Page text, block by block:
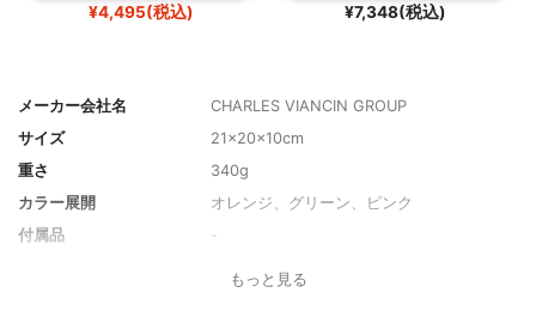
¥4,495(税込) ¥7,348(税込)
メーカー会社名
CHARLES VIANCIN GROUP
サイズ
21×20×10cm
重さ
340g
カラー展開
オレンジ、グリーン、ピンク
付属品
-40℃〜220℃
もっと見る